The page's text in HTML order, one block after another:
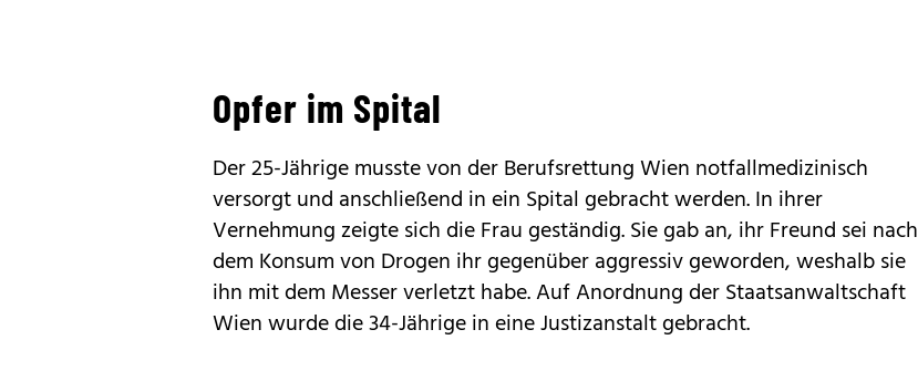
Opfer im Spital
Der 25-Jährige musste von der Berufsrettung Wien notfallmedizinisch
versorgt und anschließend in ein Spital gebracht werden. In ihrer
Vernehmung zeigte sich die Frau geständig. Sie gab an, ihr Freund sei nach
dem Konsum von Drogen ihr gegenüber aggressiv geworden, weshalb sie
ihn mit dem Messer verletzt habe. Auf Anordnung der Staatsanwaltschaft
Wien wurde die 34-Jährige in eine Justizanstalt gebracht.